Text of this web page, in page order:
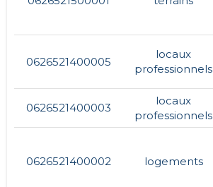
0626521400005
locaux
professionnels
0626521400003
locaux
professionnels
0626521400002 logements